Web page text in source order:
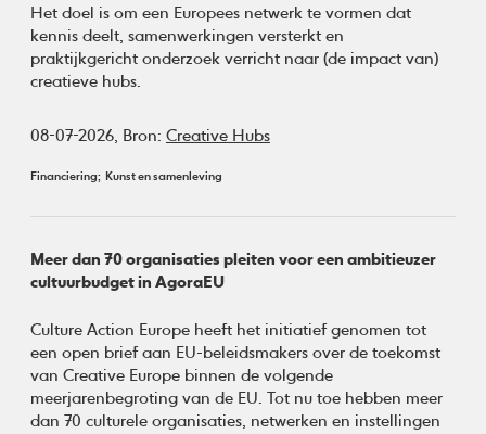
Het doel is om een Europees netwerk te vormen dat
kennis deelt, samenwerkingen versterkt en
praktijkgericht onderzoek verricht naar (de impact van)
creatieve hubs.
08-07-2026, Bron: Creative Hubs
Financiering Kunst en samenleving
Meer dan 70 organisaties pleiten voor een ambitieuzer
cultuurbudget in AgoraEU
Culture Action Europe heeft het initiatief genomen tot
een open brief aan EU-beleidsmakers over de toekomst
van Creative Europe binnen de volgende
meerjarenbegroting van de EU. Tot nu toe hebben meer
dan 70 culturele organisaties, netwerken en instellingen